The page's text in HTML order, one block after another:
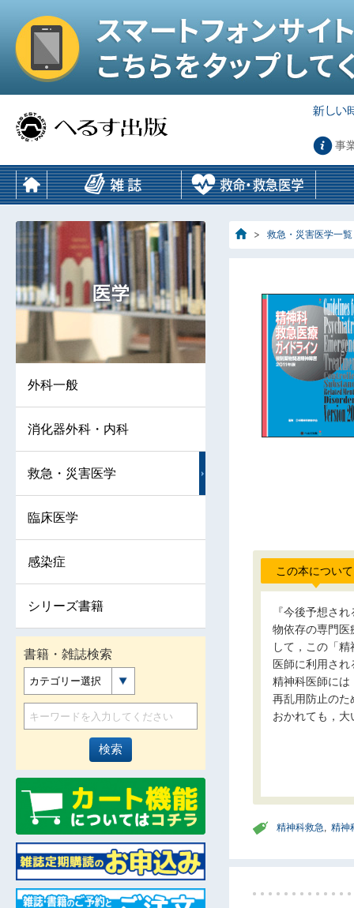
事
救急・災害医学一覧
この本について
『今後予想さ
物依存の専門医
して，この「
医師に利用さ
精神科医師には
再乱用防止のた
おかれても，
精神科救急 精神
外科一般
消化器外科・内科
救急・災害医学
臨床医学
感染症
シリーズ書籍
書籍・雑誌検索
カテゴリー選択